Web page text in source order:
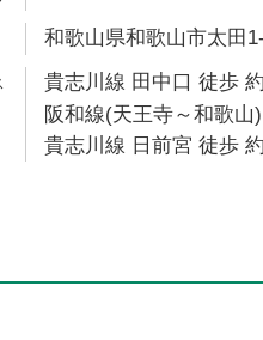
和歌山県和歌山市太田
貴志川線 田中口 徒歩
阪和線(天王寺～和歌
貴志川線 日前宮 徒歩